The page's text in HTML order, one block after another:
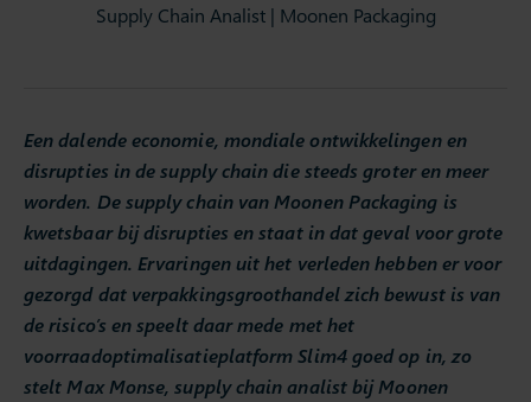
Supply Chain Analist | Moonen Packaging
Een dalende economie, mondiale ontwikkelingen en
disrupties in de supply chain die steeds groter en meer
worden. De supply chain van Moonen Packaging is
kwetsbaar bij disrupties en staat in dat geval voor grote
uitdagingen. Ervaringen uit het verleden hebben er voor
gezorgd dat verpakkingsgroothandel zich bewust is van
de risico’s en speelt daar mede met het
voorraadoptimalisatieplatform Slim4 goed op in, zo
stelt Max Monse, supply chain analist bij Moonen